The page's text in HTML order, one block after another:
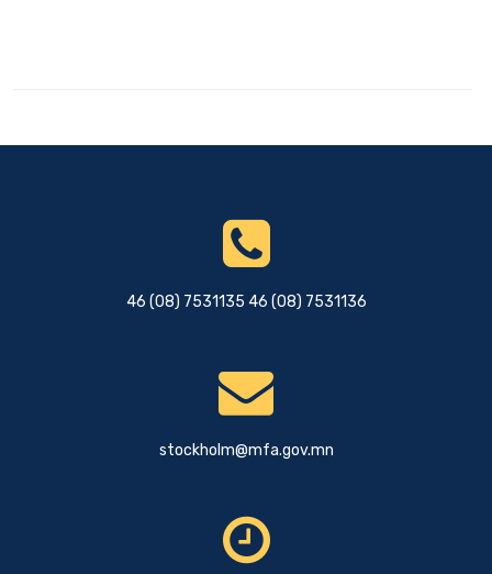
46 (08) 7531135 46 (08) 7531136
stockholm@mfa.gov.mn